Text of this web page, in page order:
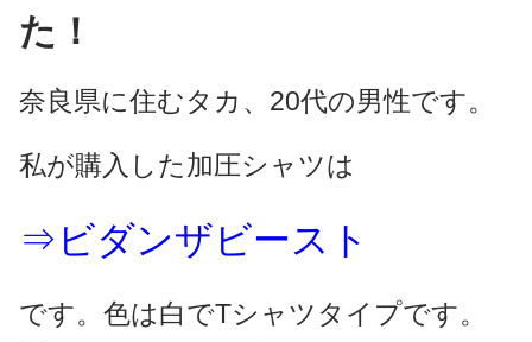
た！
奈良県に住むタカ、20代の男性です。
私が購入した加圧シャツは
⇒ビダンザビースト
です。色は白でTシャツタイプです。